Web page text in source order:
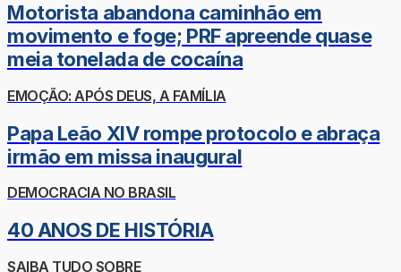
Motorista abandona caminhão em
movimento e foge; PRF apreende quase
meia tonelada de cocaína
EMOÇÃO: APÓS DEUS, A FAMÍLIA
Papa Leão XIV rompe protocolo e abraça
irmão em missa inaugural
DEMOCRACIA NO BRASIL
40 ANOS DE HISTÓRIA
SAIBA TUDO SOBRE